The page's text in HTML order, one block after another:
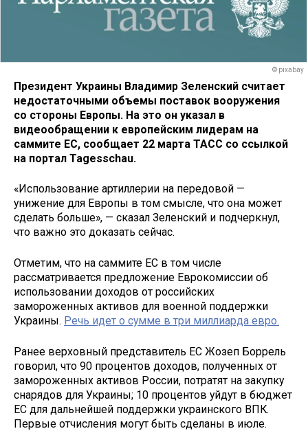
© pixabay
Президент Украины Владимир Зеленский считает
недостаточными объемы поставок вооружения
со стороны Европы. На это он указал в
видеообращении к европейским лидерам на
саммите ЕС, сообщает 22 марта ТАСС со ссылкой
на портал Tagesschau.
«Использование артиллерии на передовой —
унижение для Европы в том смысле, что она может
сделать больше», — сказал Зеленский и подчеркнул,
что важно это доказать сейчас.
Отметим, что на саммите ЕС в том числе
рассматривается предложение Еврокомиссии об
использовании доходов от российских
замороженных активов для военной поддержки
Украины. Речь идет о сумме в три миллиарда евро.
Ранее верховный представитель ЕС Жозеп Боррель
говорил, что 90 процентов доходов, полученных от
замороженных активов России, потратят на закупку
снарядов для Украины; 10 процентов уйдут в бюджет
ЕС для дальнейшей поддержки украинского ВПК.
Первые отчисления могут быть сделаны в июле.